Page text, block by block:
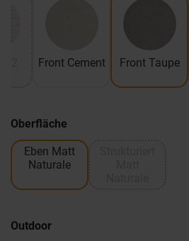
Front Cement Front Taupe
Oberfläche
Eben Matt
Naturale
Outdoor